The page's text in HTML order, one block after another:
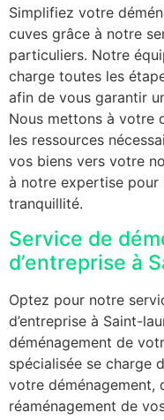
Simplifiez votre
cuves grâce à notre
particuliers. Notre
charge toutes les
afin de vous garantir
Nous mettons à votre
les ressources
vos biens vers votre
à notre expertise pour
tranquillité.
Service de
d’entreprise à
Optez pour notre
d’entreprise à Saint-
déménagement de
spécialisée se charge
votre déménagement,
réaménagement de